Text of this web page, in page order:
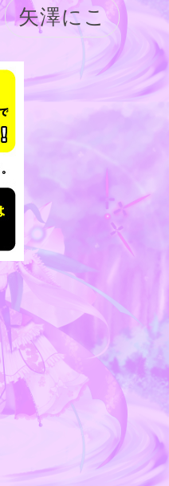
矢澤にこ